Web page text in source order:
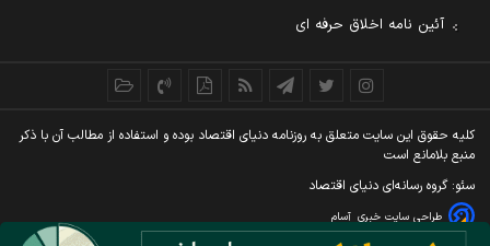
آئین نامه اخلاق حرفه ای
کليه حقوق اين سايت متعلق به روزنامه دنيای اقتصاد بوده و استفاده از مطالب آن با ذکر
منبع بلامانع است
سئو: گروه رسانه‌ای دنیای اقتصاد
طراحی سایت خبری آسام